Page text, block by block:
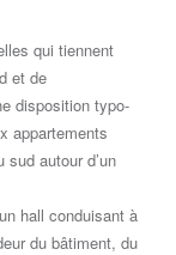
qui tiennent
et de
disposition typo-
appartements
autour d’un
hall conduisant à
du bâtiment, du